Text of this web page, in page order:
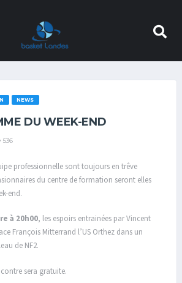
NEWS
DU WEEK-END
536
professionnelle sont toujours en trêve
du centre de formation seront elles
end.
à 20h00, les espoirs entrainées par Vincent
François Mitterrand l’US Orthez dans un
de NF2.
sera gratuite.